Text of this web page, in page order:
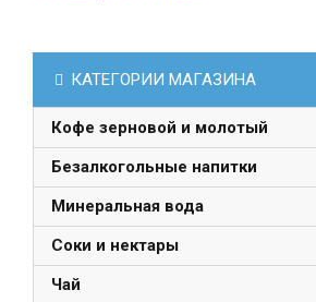
КАТЕГОРИИ МАГАЗИНА
Кофе зерновой и молотый
Безалкогольные напитки
Минеральная вода
Соки и нектары
Чай